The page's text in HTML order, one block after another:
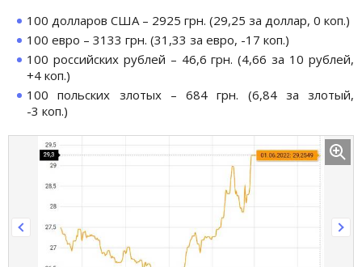
100 долларов США – 2925 грн. (29,25 за доллар, 0 коп.)
100 евро – 3133 грн. (31,33 за евро, -17 коп.)
100 российских рублей – 46,6 грн. (4,66 за 10 рублей,
+4 коп.)
100 польских злотых – 684 грн. (6,84 за злотый,
-3 коп.)